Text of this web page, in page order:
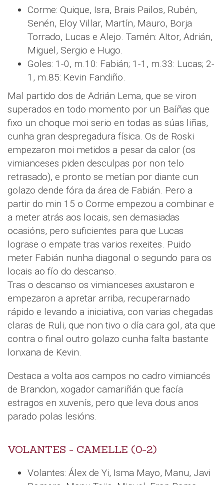
Corme: Quique, Isra, Brais Pailos, Rubén,
Senén, Eloy Villar, Martín, Mauro, Borja
Torrado, Lucas e Alejo. Tamén: AItor, Adrián,
Miguel, Sergio e Hugo.
Goles: 1-0, m.10: Fabián; 1-1, m.33: Lucas; 2-
1, m.85: Kevin Fandiño.
Mal partido dos de Adrián Lema, que se viron
superados en todo momento por un Baíñas que
fixo un choque moi serio en todas as súas liñas,
cunha gran despregadura física. Os de Roski
empezaron moi metidos a pesar da calor (os
vimianceses piden desculpas por non telo
retrasado), e pronto se metían por diante cun
golazo dende fóra da área de Fabián. Pero a
partir do min 15 o Corme empezou a combinar e
a meter atrás aos locais, sen demasiadas
ocasións, pero suficientes para que Lucas
lograse o empate tras varios rexeites. Puido
meter Fabián nunha diagonal o segundo para os
locais ao fío do descanso.
Tras o descanso os vimianceses axustaron e
empezaron a apretar arriba, recuperarnado
rápido e levando a iniciativa, con varias chegadas
claras de Ruli, que non tivo o día cara gol, ata que
contra o final outro golazo cunha falta bastante
lonxana de Kevin.
Destaca a volta aos campos no cadro vimiancés
de Brandon, xogador camariñán que facía
estragos en xuvenís, pero que leva dous anos
parado polas lesións.
VOLANTES - CAMELLE (0-2)
Volantes: Álex de Yi, Isma Mayo, Manu, Javi